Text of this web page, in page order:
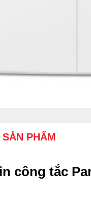
PHẨM
công tắc